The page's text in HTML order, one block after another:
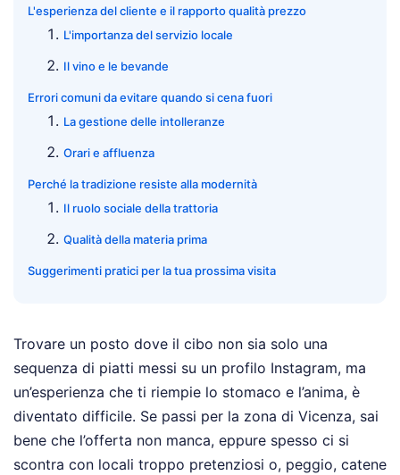
L'esperienza del cliente e il rapporto qualità prezzo
L'importanza del servizio locale
Il vino e le bevande
Errori comuni da evitare quando si cena fuori
La gestione delle intolleranze
Orari e affluenza
Perché la tradizione resiste alla modernità
Il ruolo sociale della trattoria
Qualità della materia prima
Suggerimenti pratici per la tua prossima visita
Trovare un posto dove il cibo non sia solo una
sequenza di piatti messi su un profilo Instagram, ma
un’esperienza che ti riempie lo stomaco e l’anima, è
diventato difficile. Se passi per la zona di Vicenza, sai
bene che l’offerta non manca, eppure spesso ci si
scontra con locali troppo pretenziosi o, peggio, catene